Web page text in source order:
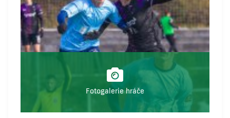
Fotogalerie hráče